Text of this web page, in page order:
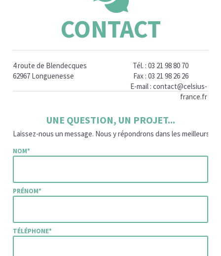
CONTACT
4 route de Blendecques
62967 Longuenesse
Tél. : 03 21 98 80 70
Fax : 03 21 98 26 26
E-mail : contact@celsius-
france.fr
UNE QUESTION, UN PROJET...
Laissez-nous un message. Nous y répondrons dans les meilleurs
NOM*
PRÉNOM*
TÉLÉPHONE*